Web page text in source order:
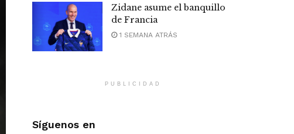
Zidane asume el banquillo
de Francia
1 SEMANA ATRÁS
PUBLICIDAD
Síguenos en